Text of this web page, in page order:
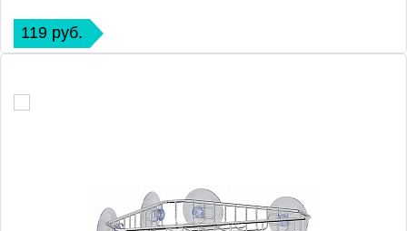
119 руб.